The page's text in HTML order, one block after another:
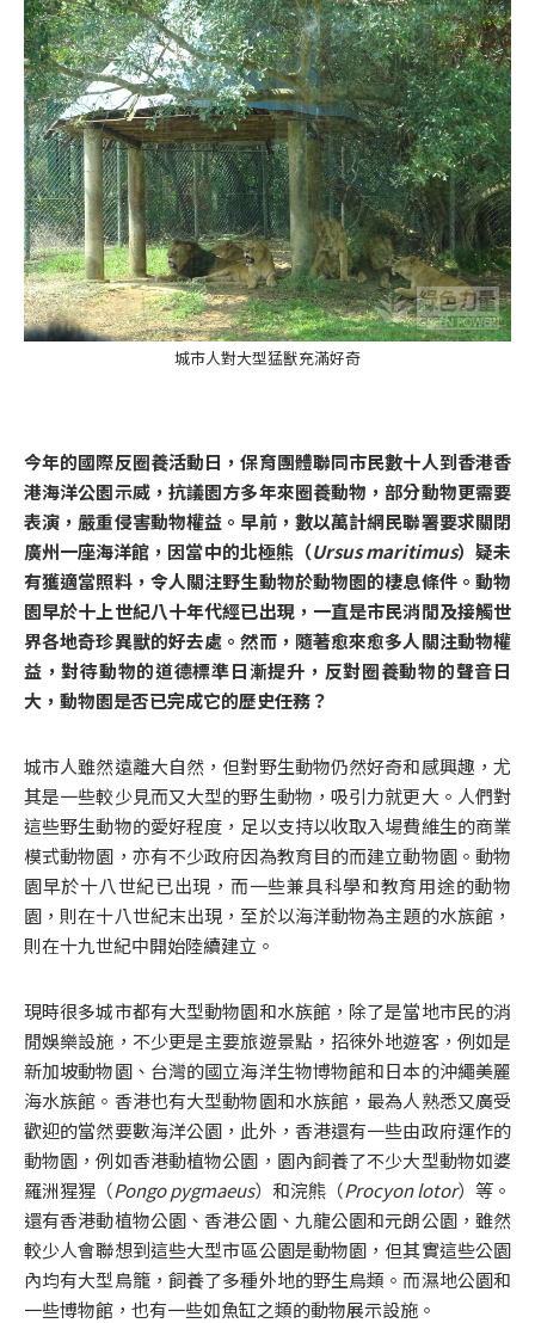
城市人對大型猛獸充滿好奇
今年的國際反圈養活動日，保育團體聯同市民數十人到香港香
港海洋公園示威，抗議園方多年來圈養動物，部分動物更需要
表演，嚴重侵害動物權益。早前，數以萬計網民聯署要求關閉
廣州一座海洋館，因當中的北極熊（Ursus maritimus）疑未
有獲適當照料，令人關注野生動物於動物園的棲息條件。動物
園早於十上世紀八十年代經已出現，一直是市民消閒及接觸世
界各地奇珍異獸的好去處。然而，隨著愈來愈多人關注動物權
益，對待動物的道德標準日漸提升，反對圈養動物的聲音日
大，動物園是否已完成它的歷史任務？
城市人雖然遠離大自然，但對野生動物仍然好奇和感興趣，尤
其是一些較少見而又大型的野生動物，吸引力就更大。人們對
這些野生動物的愛好程度，足以支持以收取入場費維生的商業
模式動物園，亦有不少政府因為教育目的而建立動物園。動物
園早於十八世紀已出現，而一些兼具科學和教育用途的動物
園，則在十八世紀末出現，至於以海洋動物為主題的水族館，
則在十九世紀中開始陸續建立。
現時很多城市都有大型動物園和水族館，除了是當地市民的消
閒娛樂設施，不少更是主要旅遊景點，招徠外地遊客，例如是
新加坡動物園、台灣的國立海洋生物博物館和日本的沖繩美麗
海水族館。香港也有大型動物園和水族館，最為人熟悉又廣受
歡迎的當然要數海洋公園，此外，香港還有一些由政府運作的
動物園，例如香港動植物公園，園內飼養了不少大型動物如婆
羅洲猩猩（Pongo pygmaeus）和浣熊（Procyon lotor）等。
還有香港動植物公園、香港公園、九龍公園和元朗公園，雖然
較少人會聯想到這些大型市區公園是動物園，但其實這些公園
內均有大型鳥籠，飼養了多種外地的野生鳥類。而濕地公園和
一些博物館，也有一些如魚缸之類的動物展示設施。